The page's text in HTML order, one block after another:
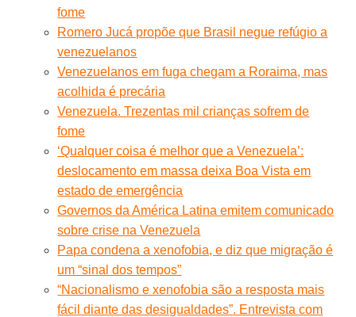
fome
Romero Jucá propõe que Brasil negue refúgio a
venezuelanos
Venezuelanos em fuga chegam a Roraima, mas
acolhida é precária
Venezuela. Trezentas mil crianças sofrem de
fome
‘Qualquer coisa é melhor que a Venezuela’:
deslocamento em massa deixa Boa Vista em
estado de emergência
Governos da América Latina emitem comunicado
sobre crise na Venezuela
Papa condena a xenofobia, e diz que migração é
um “sinal dos tempos”
“Nacionalismo e xenofobia são a resposta mais
fácil diante das desigualdades”. Entrevista com